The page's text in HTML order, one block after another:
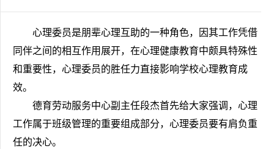
心理委员是朋辈心理互助的一种角色，因其工作凭借
同伴之间的相互作用展开，在心理健康教育中颇具特殊性
和重要性，心理委员的胜任力直接影响学校心理教育成
效。
德育劳动服务中心副主任段杰首先给大家强调，心理
工作属于班级管理的重要组成部分，心理委员要有肩负重
任的决心。